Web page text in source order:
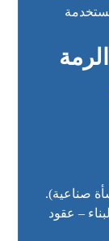
صناعية).
– عقود